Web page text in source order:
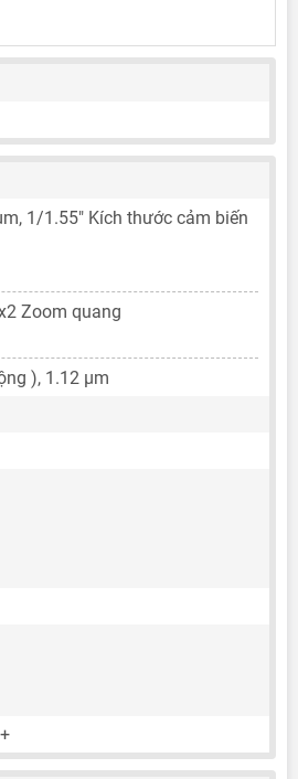
, 1/1.55" Kích thước cảm biến
Zoom quang
), 1.12 μm